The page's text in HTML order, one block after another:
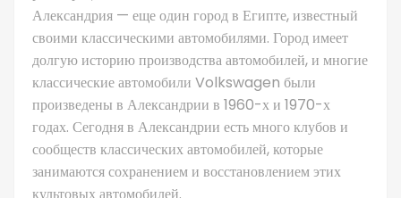
Александрия — еще один город в Египте, известный
своими классическими автомобилями. Город имеет
долгую историю производства автомобилей, и многие
классические автомобили Volkswagen были
произведены в Александрии в 1960-х и 1970-х
годах. Сегодня в Александрии есть много клубов и
сообществ классических автомобилей, которые
занимаются сохранением и восстановлением этих